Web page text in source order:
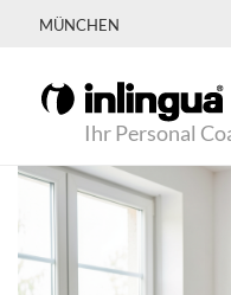
MÜNCHEN
Ihr Personal